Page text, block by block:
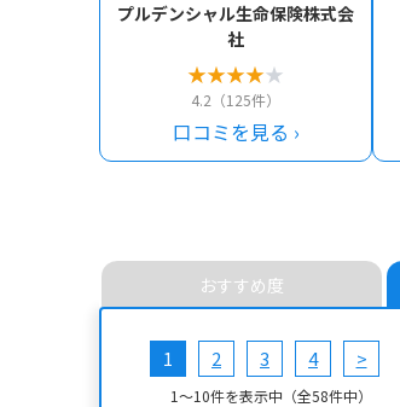
プルデンシャル生命保険株式会
社
★★★★★
4.2（125件）
口コミを見る ›
おすすめ度
1 2 3 4 >
1〜10件を表示中（全58件中）